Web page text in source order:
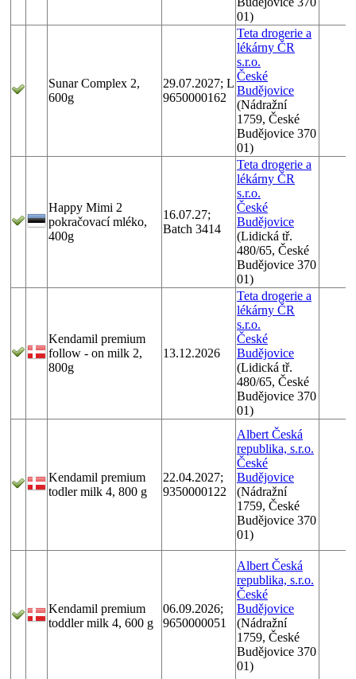
01)
Sunar Complex 2,
600g
29.07.2027; L
9650000162
Teta drogerie a
lékárny ČR
s.r.o.
České
Budějovice
(Nádražní
1759, České
Budějovice 370
01)
Happy Mimi 2
pokračovací mléko,
400g
16.07.27;
Batch 3414
Teta drogerie a
lékárny ČR
s.r.o.
České
Budějovice
(Lidická tř.
480/65, České
Budějovice 370
01)
Kendamil premium
follow - on milk 2,
800g
13.12.2026
Teta drogerie a
lékárny ČR
s.r.o.
České
Budějovice
(Lidická tř.
480/65, České
Budějovice 370
01)
Kendamil premium
todler milk 4, 800 g
22.04.2027;
9350000122
Albert Česká
republika, s.r.o.
České
Budějovice
(Nádražní
1759, České
Budějovice 370
01)
Kendamil premium
toddler milk 4, 600 g
06.09.2026;
9650000051
Albert Česká
republika, s.r.o.
České
Budějovice
(Nádražní
1759, České
Budějovice 370
01)